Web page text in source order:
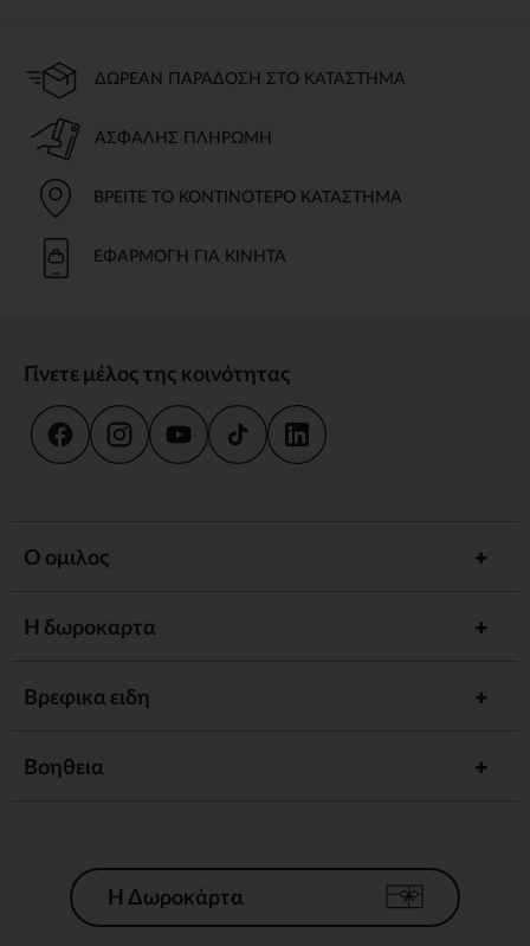
ΔΩΡΕΆΝ ΠΑΡΆΔΟΣΗ ΣΤΟ ΚΑΤΆΣΤΗΜΑ
ΑΣΦΑΛΉΣ ΠΛΗΡΩΜΉ
ΒΡΕΊΤΕ ΤΟ ΚΟΝΤΙΝΌΤΕΡΟ ΚΑΤΆΣΤΗΜΑ
ΕΦΑΡΜΟΓΉ ΓΙΑ ΚΙΝΗΤΆ
Γίνετε μέλος της κοινότητας
Ο ομιλος
Η δωροκαρτα
Βρεφικα ειδη
Βοηθεια
Η Δωροκάρτα